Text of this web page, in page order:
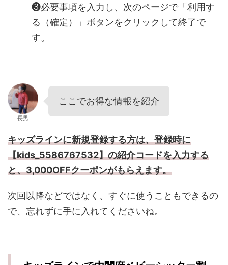
❸必要事項を入力し、次のページで「利用す
る（確定）」ボタンをクリックして終了で
す。
長男
ここでお得な情報を紹介
キッズラインに新規登録する方は、登録時に
【kids_5586767532】の紹介コードを入力する
と、3,000OFFクーポンがもらえます。
次回以降などではなく、すぐに使うこともできるの
で、忘れずに手に入れてくださいね。